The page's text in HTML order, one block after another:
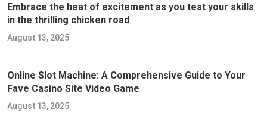
Embrace the heat of excitement as you test your skills
in the thrilling chicken road
August 13, 2025
Online Slot Machine: A Comprehensive Guide to Your
Fave Casino Site Video Game
August 13, 2025